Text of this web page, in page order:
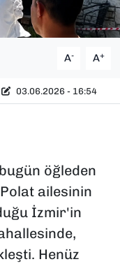
A- A+
03.06.2026 - 16:54
öğleden
ailesinin
İzmir'in
Henüz